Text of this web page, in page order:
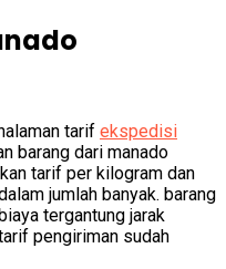
tarif ekspedisi
barang dari manado
tarif per kilogram dan
jumlah banyak. barang
tergantung jarak
pengiriman sudah